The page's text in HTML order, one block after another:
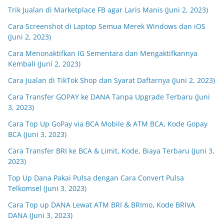
Trik Jualan di Marketplace FB agar Laris Manis (Juni 2, 2023)
Cara Screenshot di Laptop Semua Merek Windows dan iOS
(Juni 2, 2023)
Cara Menonaktifkan IG Sementara dan Mengaktifkannya
Kembali (Juni 2, 2023)
Cara Jualan di TikTok Shop dan Syarat Daftarnya (Juni 2, 2023)
Cara Transfer GOPAY ke DANA Tanpa Upgrade Terbaru (Juni
3, 2023)
Cara Top Up GoPay via BCA Mobile & ATM BCA, Kode Gopay
BCA (Juni 3, 2023)
Cara Transfer BRI ke BCA & Limit, Kode, Biaya Terbaru (Juni 3,
2023)
Top Up Dana Pakai Pulsa dengan Cara Convert Pulsa
Telkomsel (Juni 3, 2023)
Cara Top up DANA Lewat ATM BRI & BRImo, Kode BRIVA
DANA (Juni 3, 2023)